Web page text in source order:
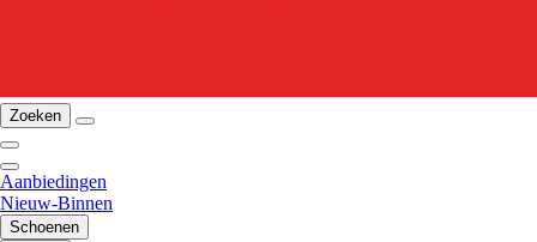
Zoeken
Aanbiedingen
Nieuw-Binnen
Schoenen